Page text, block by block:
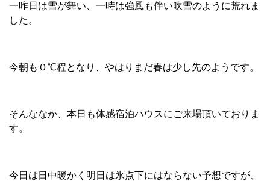
一昨日は雪が舞い、一時は強風も伴い吹雪のように荒れま
した。
今朝も０℃程となり、やはりまだ春は少し先のようです。
そんななか、本日も体感宿泊ハウスにご来場頂いておりま
す。
今日は日中暖かく明日は氷点下にはならない予想ですが、